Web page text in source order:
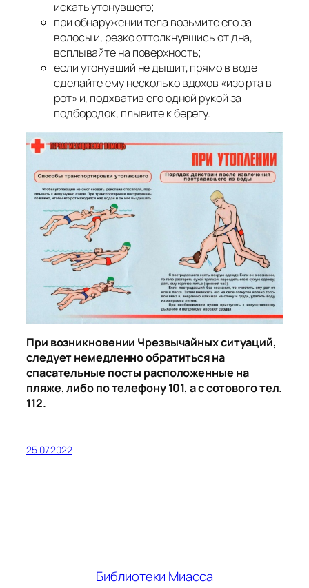
искать утонувшего;
при обнаружении тела возьмите его за
волосы и, резко оттолкнувшись от дна,
всплывайте на поверхность;
если утонувший не дышит, прямо в воде
сделайте ему несколько вдохов «изо рта в
рот» и, подхватив его одной рукой за
подбородок, плывите к берегу.
При возникновении Чрезвычайных ситуаций,
следует немедленно обратиться на
спасательные посты расположенные на
пляже, либо по телефону 101, а с сотового тел.
112.
25.07.2022
Библиотеки Миасса